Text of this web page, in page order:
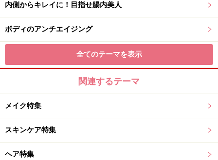
内側からキレイに！目指せ腸内美人
ボディのアンチエイジング
全てのテーマを表示
関連するテーマ
メイク特集
スキンケア特集
ヘア特集